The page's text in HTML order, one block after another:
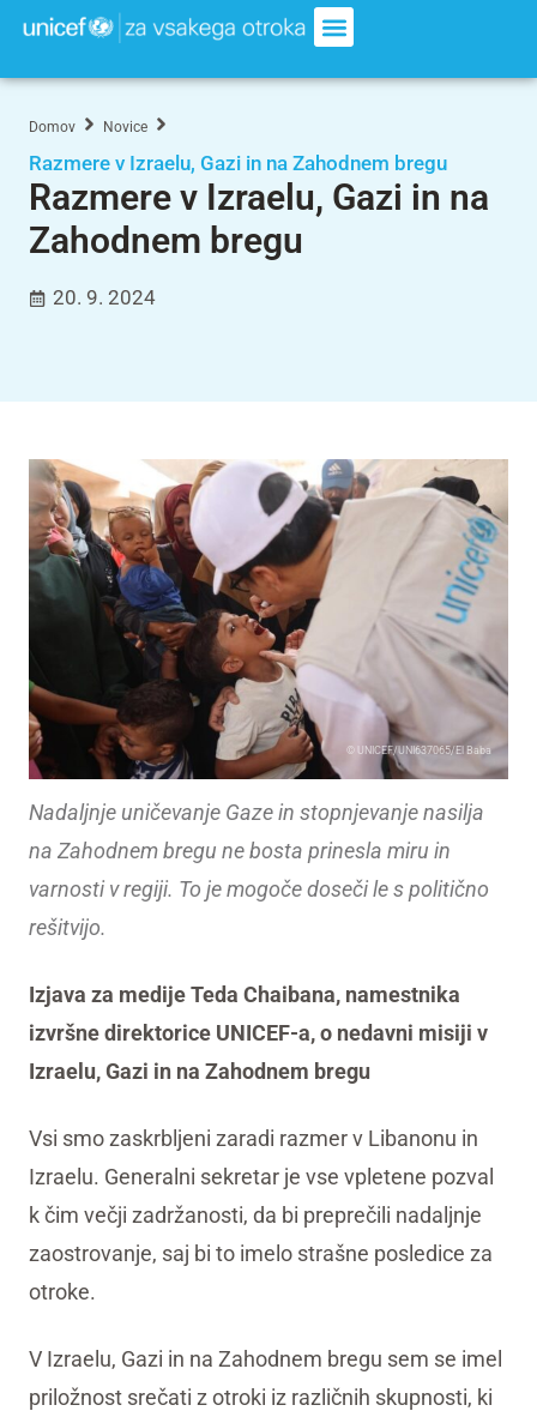
Domov Novice
Razmere v Izraelu, Gazi in na Zahodnem bregu
Razmere v Izraelu, Gazi in na
Zahodnem bregu
20. 9. 2024
© UNICEF/UNI637065/El Baba
Nadaljnje uničevanje Gaze in stopnjevanje nasilja
na Zahodnem bregu ne bosta prinesla miru in
varnosti v regiji. To je mogoče doseči le s politično
rešitvijo.
Izjava za medije Teda Chaibana, namestnika
izvršne direktorice UNICEF-a, o nedavni misiji v
Izraelu, Gazi in na Zahodnem bregu
Vsi smo zaskrbljeni zaradi razmer v Libanonu in
Izraelu. Generalni sekretar je vse vpletene pozval
k čim večji zadržanosti, da bi preprečili nadaljnje
zaostrovanje, saj bi to imelo strašne posledice za
otroke.
V Izraelu, Gazi in na Zahodnem bregu sem se imel
priložnost srečati z otroki iz različnih skupnosti, ki